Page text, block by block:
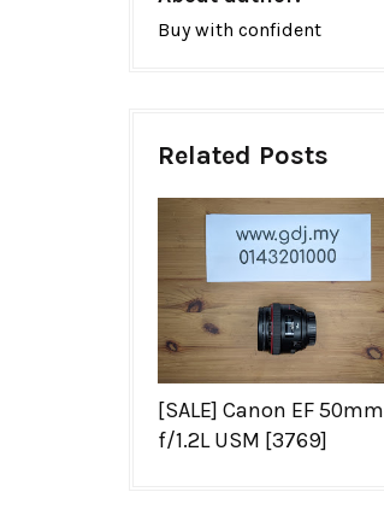
Buy with confident
Related Posts
[SALE] Canon EF 50mm
f/1.2L USM [3769]